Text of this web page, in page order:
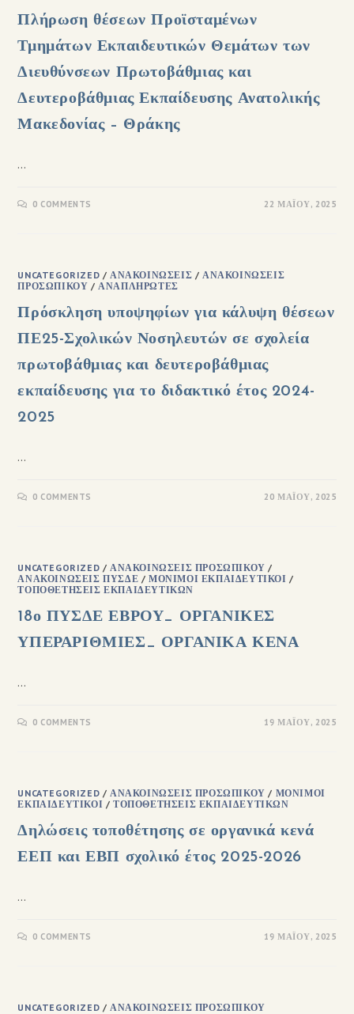
Πλήρωση θέσεων Προϊσταμένων
Τμημάτων Εκπαιδευτικών Θεμάτων των
Διευθύνσεων Πρωτοβάθμιας και
Δευτεροβάθμιας Εκπαίδευσης Ανατολικής
Μακεδονίας – Θράκης
…
0 COMMENTS 22 ΜΑΪ́ΟΥ, 2025
UNCATEGORIZED /ΑΝΑΚΟΙΝΏΣΕΙΣ /ΑΝΑΚΟΙΝΏΣΕΙΣ
ΠΡΟΣΩΠΙΚΟΎ /ΑΝΑΠΛΗΡΩΤΈΣ
Πρόσκληση υποψηφίων για κάλυψη θέσεων
ΠΕ25-Σχολικών Νοσηλευτών σε σχολεία
πρωτοβάθμιας και δευτεροβάθμιας
εκπαίδευσης για το διδακτικό έτος 2024-
2025
…
0 COMMENTS 20 ΜΑΪ́ΟΥ, 2025
UNCATEGORIZED /ΑΝΑΚΟΙΝΏΣΕΙΣ ΠΡΟΣΩΠΙΚΟΎ /
ΑΝΑΚΟΙΝΏΣΕΙΣ ΠΥΣΔΕ /ΜΌΝΙΜΟΙ ΕΚΠΑΙΔΕΥΤΙΚΟΊ /
ΤΟΠΟΘΕΤΉΣΕΙΣ ΕΚΠΑΙΔΕΥΤΙΚΏΝ
18ο ΠΥΣΔΕ ΕΒΡΟΥ_ ΟΡΓΑΝΙΚΕΣ
ΥΠΕΡΑΡΙΘΜΙΕΣ_ ΟΡΓΑΝΙΚΑ ΚΕΝΑ
…
0 COMMENTS 19 ΜΑΪ́ΟΥ, 2025
UNCATEGORIZED /ΑΝΑΚΟΙΝΏΣΕΙΣ ΠΡΟΣΩΠΙΚΟΎ / ΜΌΝΙΜΟΙ
ΕΚΠΑΙΔΕΥΤΙΚΟΊ /ΤΟΠΟΘΕΤΉΣΕΙΣ ΕΚΠΑΙΔΕΥΤΙΚΏΝ
Δηλώσεις τοποθέτησης σε οργανικά κενά
ΕΕΠ και ΕΒΠ σχολικό έτος 2025-2026
…
0 COMMENTS 19 ΜΑΪ́ΟΥ, 2025
UNCATEGORIZED /ΑΝΑΚΟΙΝΏΣΕΙΣ ΠΡΟΣΩΠΙΚΟΎ